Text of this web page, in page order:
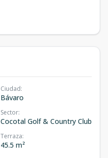
Ciudad:
Bávaro
Sector:
Cocotal Golf & Country Club
Terraza:
45.5 m²